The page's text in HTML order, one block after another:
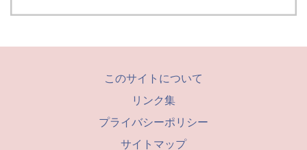
このサイトについて
リンク集
プライバシーポリシー
サイトマップ